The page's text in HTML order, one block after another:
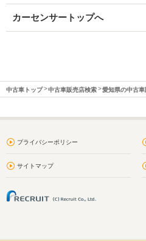
カーセンサートップへ
中古車トップ 中古車販売店検索 愛知県の中古車
プライバシーポリシー
サイトマップ